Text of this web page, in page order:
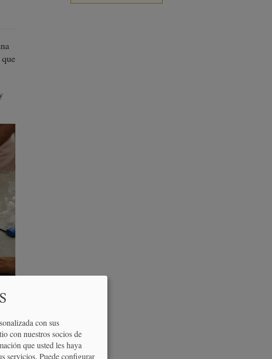
con sus
con nuestros socios de
que usted les haya
servicios. Puede configurar